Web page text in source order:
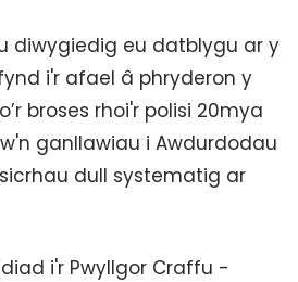
diwygiedig eu datblygu ar y
i'r afael â phryderon y
broses rhoi'r polisi 20mya
ganllawiau i Awdurdodau
dull systematig ar
i'r Pwyllgor Craffu -